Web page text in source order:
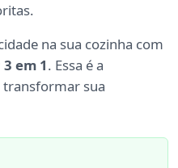
na sua cozinha com
em 1. Essa é a
sua